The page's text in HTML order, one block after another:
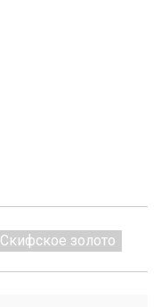
Скифское золото